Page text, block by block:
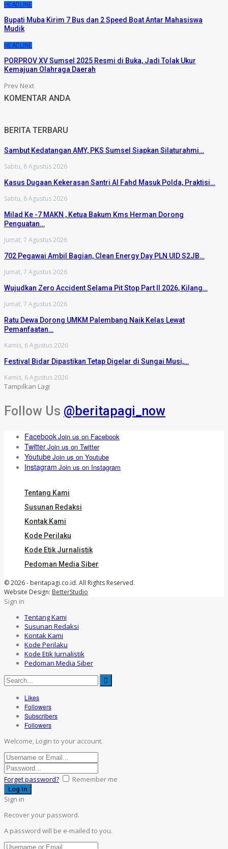
HEADLINE
Bupati Muba Kirim 7 Bus dan 2 Speed Boat Antar Mahasiswa
Mudik
HEADLINE
PORPROV XV Sumsel 2025 Resmi di Buka, Jadi Tolak Ukur
Kemajuan Olahraga Daerah
Prev Next
KOMENTAR ANDA
BERITA TERBARU
Sambut Kedatangan AMY, PKS Sumsel Siapkan Silaturahmi…
Sabtu, 8 Agustus 2026
Kasus Dugaan Kekerasan Santri Al Fahd Masuk Polda, Praktisi…
Sabtu, 8 Agustus 2026
Milad Ke -7 MAKN , Ketua Bakum Kms Herman Dorong
Penguatan…
Jumat, 7 Agustus 2026
702 Pegawai Ambil Bagian, Clean Energy Day PLN UID S2JB…
Jumat, 7 Agustus 2026
Wujudkan Zero Accident Selama Pit Stop Part II 2026, Kilang…
Jumat, 7 Agustus 2026
Ratu Dewa Dorong UMKM Palembang Naik Kelas Lewat
Pemanfaatan…
Kamis, 6 Agustus 2026
Festival Bidar Dipastikan Tetap Digelar di Sungai Musi,…
Kamis, 6 Agustus 2026
Tampilkan Lagi
Follow Us @beritapagi_now
FacebookJoin us on Facebook
TwitterJoin us on Twitter
YoutubeJoin us on Youtube
Instagram Join us on Instagram
Tentang Kami
Susunan Redaksi
Kontak Kami
Kode Perilaku
Kode Etik Jurnalistik
Pedoman Media Siber
© 2026 - beritapagi.co.id. All Rights Reserved.
Website Design: BetterStudio
Sign in
Tentang Kami
Susunan Redaksi
Kontak Kami
Kode Perilaku
Kode Etik Jurnalistik
Pedoman Media Siber
Likes
Followers
Subscribers
Followers
Welcome, Login to your account.
Forget password? Remember me
Sign in
Recover your password.
A password will be e-mailed to you.